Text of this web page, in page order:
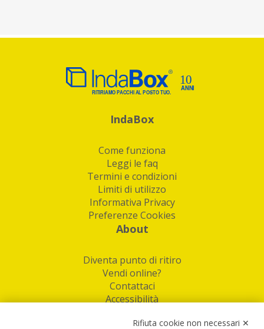
IndaBox
Come funziona
Leggi le faq
Termini e condizioni
Limiti di utilizzo
Informativa Privacy
Preferenze Cookies
About
Diventa punto di ritiro
Vendi online?
Contattaci
Accessibilità
Rifiuta cookie non necessari ✕